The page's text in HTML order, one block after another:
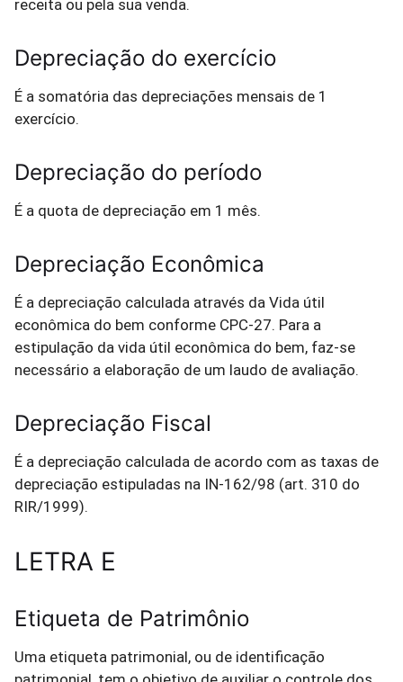
receita ou pela sua venda.
Depreciação do exercício
É a somatória das depreciações mensais de 1
exercício.
Depreciação do período
É a quota de depreciação em 1 mês.
Depreciação Econômica
É a depreciação calculada através da Vida útil
econômica do bem conforme CPC-27. Para a
estipulação da vida útil econômica do bem, faz-se
necessário a elaboração de um laudo de avaliação.
Depreciação Fiscal
É a depreciação calculada de acordo com as taxas de
depreciação estipuladas na IN-162/98 (art. 310 do
RIR/1999).
LETRA E
Etiqueta de Patrimônio
Uma etiqueta patrimonial, ou de identificação